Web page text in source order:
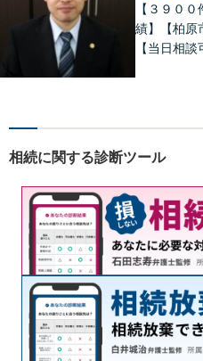
【３９０
績】【柏原
【当日相
相続に関する診断ツール